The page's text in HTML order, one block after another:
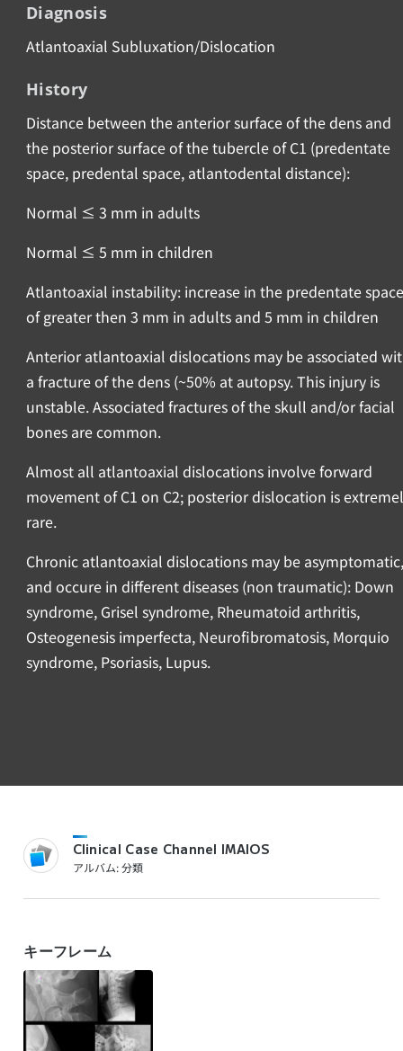
Diagnosis
Atlantoaxial Subluxation/Dislocation
History
Distance between the anterior surface of the dens and
the posterior surface of the tubercle of C1 (predentate
space, predental space, atlantodental distance):
Normal ≤ 3 mm in adults
Normal ≤ 5 mm in children
Atlantoaxial instability: increase in the predentate space
of greater then 3 mm in adults and 5 mm in children
Anterior atlantoaxial dislocations may be associated
a fracture of the dens (~50% at autopsy. This injury is
unstable. Associated fractures of the skull and/or facial
bones are common.
Almost all atlantoaxial dislocations involve forward
movement of C1 on C2; posterior dislocation is
rare.
Chronic atlantoaxial dislocations may be asymptomatic,
and occure in different diseases (non traumatic): Down
syndrome, Grisel syndrome, Rheumatoid arthritis,
Osteogenesis imperfecta, Neurofibromatosis, Morquio
syndrome, Psoriasis, Lupus.
Clinical Case Channel IMAIOS
アルバム: 分類
キーフレーム